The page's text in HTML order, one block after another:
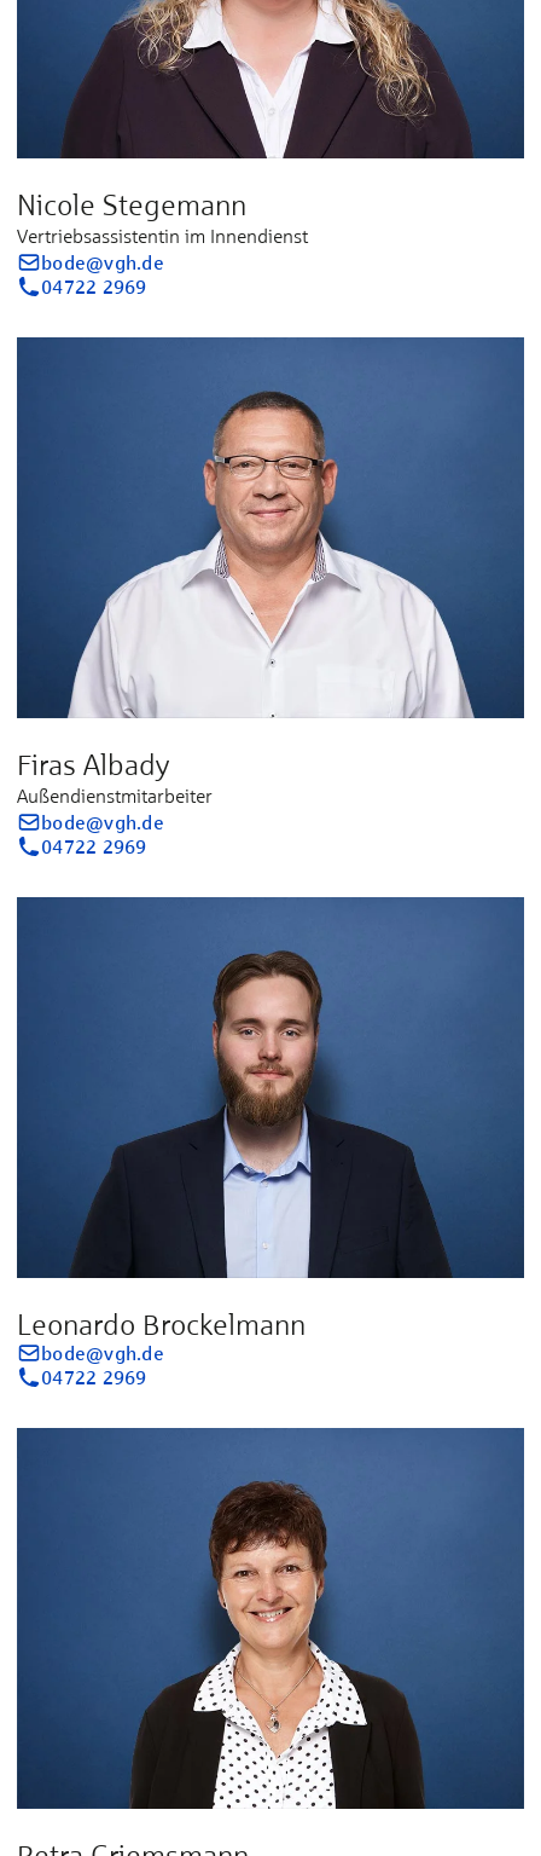
Nicole Stegemann
Vertriebsassistentin im Innendienst
bode@vgh.de
04722 2969
Firas Albady
Außendienstmitarbeiter
bode@vgh.de
04722 2969
Leonardo Brockelmann
bode@vgh.de
04722 2969